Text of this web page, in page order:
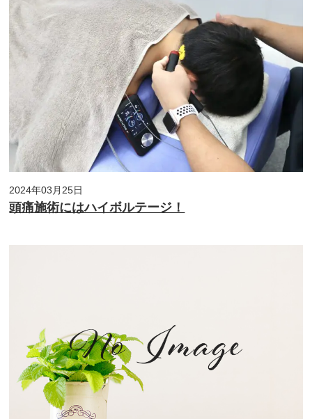
2024年03月25日
頭痛施術にはハイボルテージ！